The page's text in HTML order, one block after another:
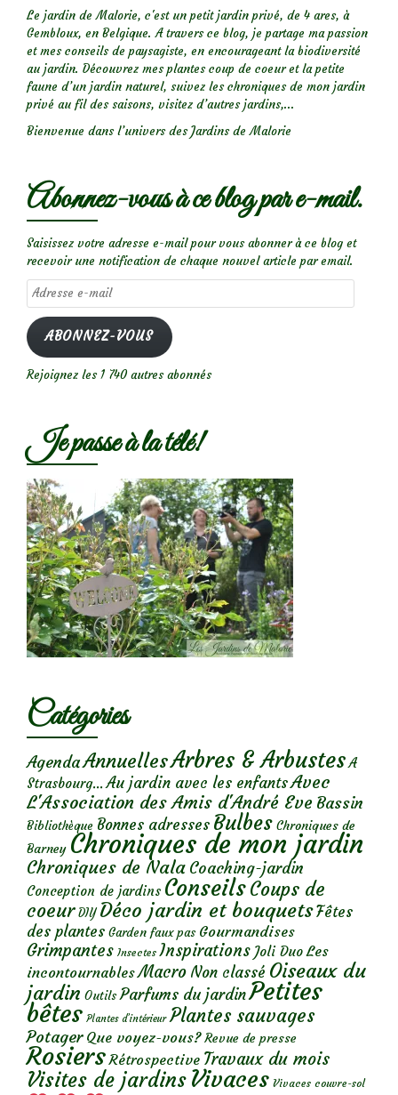
Le jardin de Malorie, c'est un petit jardin privé, de 4 ares, à
Gembloux, en Belgique. A travers ce blog, je partage ma passion
et mes conseils de paysagiste, en encourageant la biodiversité
au jardin. Découvrez mes plantes coup de coeur et la petite
faune d’un jardin naturel, suivez les chroniques de mon jardin
privé au fil des saisons, visitez d’autres jardins,...
Bienvenue dans l’univers des Jardins de Malorie
Abonnez-vous à ce blog par e-mail.
Saisissez votre adresse e-mail pour vous abonner à ce blog et
recevoir une notification de chaque nouvel article par email.
Adresse
e-
mail
ABONNEZ-VOUS
Rejoignez les 1 740 autres abonnés
Je passe à la télé!
Catégories
AgendaAnnuellesArbres & Arbustes A
Strasbourg... Au jardin avec les enfantsAvec
L'Association des Amis d'André Eve Bassin
Bibliothèque Bonnes adresses Bulbes Chroniques de
Barney Chroniques de mon jardin
Chroniques de Nala Coaching-jardin
Conception de jardins ConseilsCoups de
coeur DIY Déco jardin et bouquetsFêtes
des plantes Garden faux pas Gourmandises
Grimpantes Insectes Inspirations Joli Duo Les
incontournables Macro Non classé Oiseaux du
jardin Outils Parfums du jardinPetites
bêtes Plantes d’intérieur Plantes sauvages
Potager Que voyez-vous? Revue de presse
Rosiers Rétrospective Travaux du mois
Visites de jardins Vivaces Vivaces couvre-sol